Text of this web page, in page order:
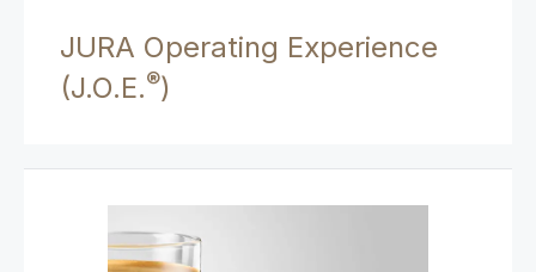
JURA Operating Experience
(J.O.E.®)